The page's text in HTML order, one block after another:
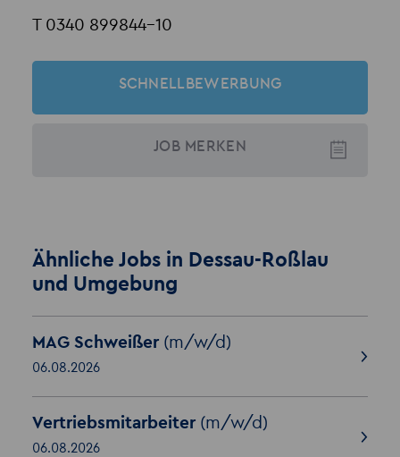
T 0340 899844-10
SCHNELLBEWERBUNG
JOB MERKEN
Ähnliche Jobs in Dessau-Roßlau
und Umgebung
MAG Schweißer (m/w/d)
06.08.2026
Vertriebsmitarbeiter (m/w/d)
06.08.2026